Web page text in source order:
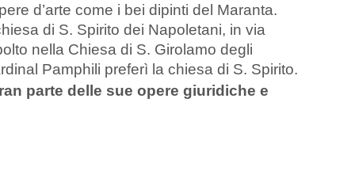
d’arte come i bei dipinti del Maranta.
di S. Spirito dei Napoletani, in via
nella Chiesa di S. Girolamo degli
Pamphili preferì la chiesa di S. Spirito.
parte delle sue opere giuridiche e